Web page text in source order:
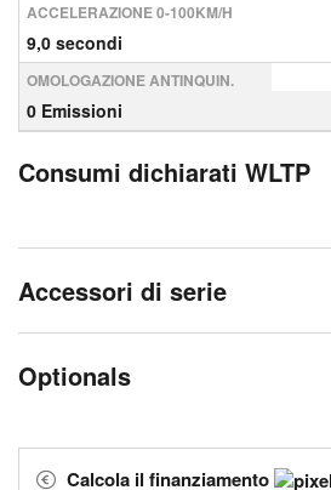
ACCELERAZIONE 0-100KM/H
9,0 secondi
OMOLOGAZIONE ANTINQUIN.
0 Emissioni
Consumi dichiarati WLTP
Accessori di serie
Optionals
Calcola il finanziamento